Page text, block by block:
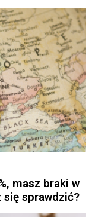
masz braki w
się sprawdzić?